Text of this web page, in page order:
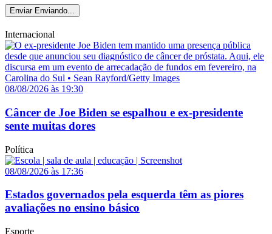
Enviar Enviando...
Internacional
08/08/2026 às 19:30
Câncer de Joe Biden se espalhou e ex-presidente
sente muitas dores
Política
08/08/2026 às 17:36
Estados governados pela esquerda têm as piores
avaliações no ensino básico
Esporte